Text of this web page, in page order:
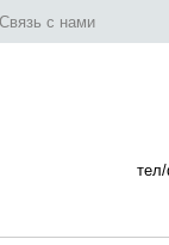
Связь с нами